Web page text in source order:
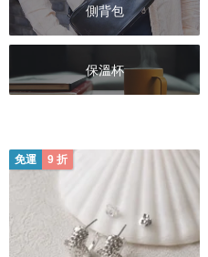
側背包
保溫杯
免運 9 折